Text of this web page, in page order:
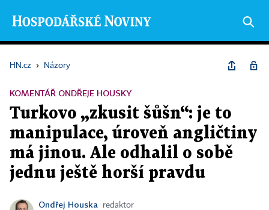
HN.cz › Názory
KOMENTÁŘ ONDŘEJE HOUSKY
Turkovo „zkusit šůšn“: je to
manipulace, úroveň angličtiny
má jinou. Ale odhalil o sobě
jednu ještě horší pravdu
Ondřej Houska
redaktor